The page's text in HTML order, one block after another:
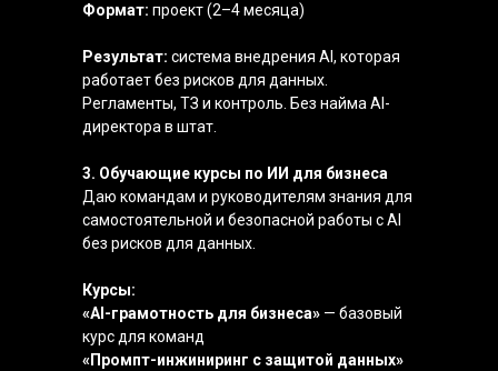
Формат: проект (2–4 месяца)
Результат: система внедрения AI, которая
работает без рисков для данных.
Регламенты, ТЗ и контроль. Без найма AI-
директора в штат.
3. Обучающие курсы по ИИ для бизнеса
Даю командам и руководителям знания для
самостоятельной и безопасной работы с AI
без рисков для данных.
Курсы:
«AI-грамотность для бизнеса» — базовый
курс для команд
«Промпт-инжиниринг с защитой данных»